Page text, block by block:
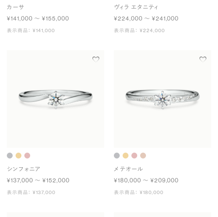
カーサ
¥141,000 〜 ¥155,000
表示商品： ¥141,000
ヴィラ エタニティ
¥224,000 〜 ¥241,000
表示商品： ¥224,000
シンフォニア
¥137,000 〜 ¥152,000
表示商品： ¥137,000
メテオール
¥180,000 〜 ¥209,000
表示商品： ¥180,000